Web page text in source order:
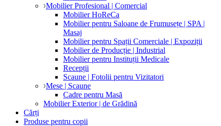
Mobilier Profesional | Comercial
Mobilier HoReCa
Mobilier pentru Saloane de Frumusețe | SPA |
Masaj
Mobilier pentru Spații Comerciale | Expoziții
Mobilier de Producție | Industrial
Mobilier pentru Instituții Medicale
Recepții
Scaune | Fotolii pentru Vizitatori
Mese | Scaune
Cadre pentru Masă
Mobilier Exterior | de Grădină
Cărți
Produse pentru copii